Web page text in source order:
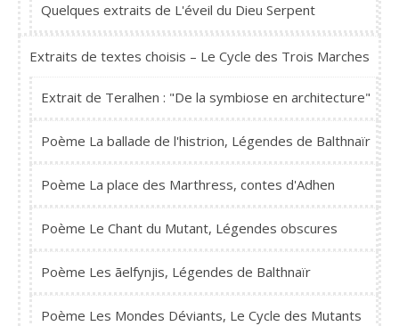
Quelques extraits de L'éveil du Dieu Serpent
Extraits de textes choisis – Le Cycle des Trois Marches
Extrait de Teralhen : "De la symbiose en architecture"
Poème La ballade de l'histrion, Légendes de Balthnaïr
Poème La place des Marthress, contes d'Adhen
Poème Le Chant du Mutant, Légendes obscures
Poème Les ãelfynjis, Légendes de Balthnaïr
Poème Les Mondes Déviants, Le Cycle des Mutants